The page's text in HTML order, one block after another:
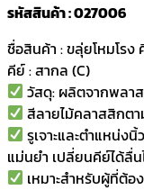
was:
฿205.00.
is:
฿
รหัสสินค้า : 027006
ชื่อสินค้า : ขลุ่ยโหมโรง
คีย์ : สากล (C)
วัสดุ: ผลิตจากพลา
สีลายไม้คลาสสิกต
รูเจาะและตำแหน่ง
แม่นยำ เปลี่ยนคีย์ได้ลื่น
เหมาะสำหรับผู้ที่ต้อ